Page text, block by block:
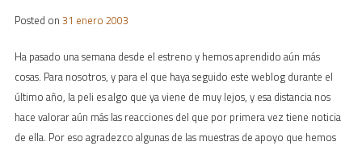
Posted on 31 enero 2003
Ha pasado una semana desde el estreno y hemos aprendido aún más
cosas. Para nosotros, y para el que haya seguido este weblog durante el
último año, la peli es algo que ya viene de muy lejos, y esa distancia nos
hace valorar aún más las reacciones del que por primera vez tiene noticia
de ella. Por eso agradezco algunas de las muestras de apoyo que hemos